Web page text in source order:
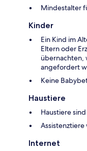
Mindestalter
Kinder
Ein Kind im
Eltern oder
übernachten,
angefordert
Keine
Haustiere
Haustiere
Internet